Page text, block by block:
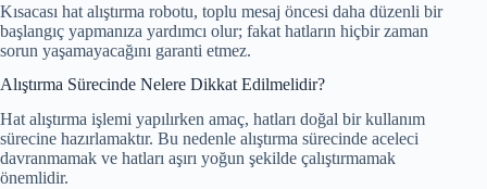
Kısacası hat alıştırma robotu, toplu mesaj öncesi daha düzenli bir
başlangıç yapmanıza yardımcı olur; fakat hatların hiçbir zaman
sorun yaşamayacağını garanti etmez.
Alıştırma Sürecinde Nelere Dikkat Edilmelidir?
Hat alıştırma işlemi yapılırken amaç, hatları doğal bir kullanım
sürecine hazırlamaktır. Bu nedenle alıştırma sürecinde aceleci
davranmamak ve hatları aşırı yoğun şekilde çalıştırmamak
önemlidir.